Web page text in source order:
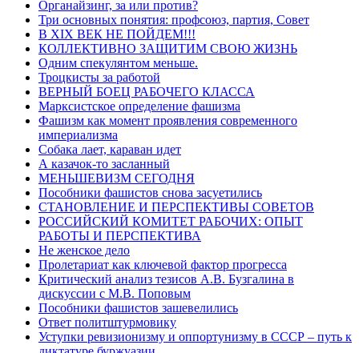
Органайзинг, за или против?
Три основных понятия: профсоюз, партия, Совет
В XIX ВЕК НЕ ПОЙДЕМ!!!
КОЛЛЕКТИВНО ЗАЩИТИМ СВОЮ ЖИЗНЬ
Одним спекулянтом меньше.
Троцкисты за работой
ВЕРНЫЙ БОЕЦ РАБОЧЕГО КЛАССА
Марксистское определение фашизма
Фашизм как момент проявления современного
империализма
Собака лает, караван идет
А казачок-то засланный
МЕНЬШЕВИЗМ СЕГОДНЯ
Пособники фашистов снова засуетились
СТАНОВЛЕНИЕ И ПЕРСПЕКТИВЫ СОВЕТОВ
РОССИЙСКИЙ КОМИТЕТ РАБОЧИХ: ОПЫТ
РАБОТЫ И ПЕРСПЕКТИВА
Не женское дело
Пролетариат как ключевой фактор прогресса
Критический анализ тезисов А.В. Бузгалина в
дискуссии с М.В. Поповым
Пособники фашистов зашевелились
Ответ политштурмовику
Уступки ревизионизму и оппортунизму в СССР – путь к